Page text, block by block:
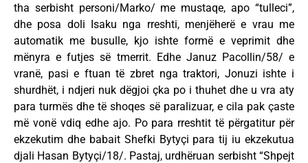
tha serbisht personi/Marko/ me mustaqe, apo “tulleci”,
dhe posa doli Isaku nga rreshti, menjëherë e vrau me
automatik me busulle, kjo ishte formë e veprimit dhe
mënyra e futjes së tmerrit. Edhe Januz Pacollin/58/ e
vranë, pasi e ftuan të zbret nga traktori, Jonuzi ishte i
shurdhët, i ndjeri nuk dëgjoi çka po i thuhet dhe u vra aty
para turmës dhe të shoqes së paralizuar, e cila pak çaste
më vonë vdiq edhe ajo. Po para rreshtit të përgatitur për
ekzekutim dhe babait Shefki Bytyçi para tij iu ekzekutua
djali Hasan Bytyçi/18/. Pastaj, urdhëruan serbisht “Shpejt